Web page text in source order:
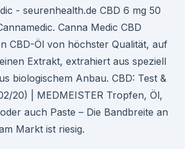
- seurenhealth.de CBD 6 mg 50
Canna Medic CBD
CBD-Öl von höchster Qualität, auf
Extrakt, extrahiert aus speziell
biologischem Anbau. CBD: Test &
20) | MEDMEISTER Tropfen, Öl,
auch Paste – Die Bandbreite an
Markt ist riesig.